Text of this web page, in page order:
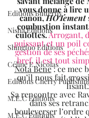
Editions Butterfly
Nisha Editions
Shingfoo Editions
Céline E.Nicolas
Editions Cherry
M.E.C Editions
M.E.C Editions
vous donne à lire
canon, HOTement
combustion
culottes.Arrogant,
puissant et un poil
gestion de ses
bref, il est tout
Nota Bene : ce mec
qu’il nous fait
Sa rencontre avec
dans ses
bouleverser l’ordre